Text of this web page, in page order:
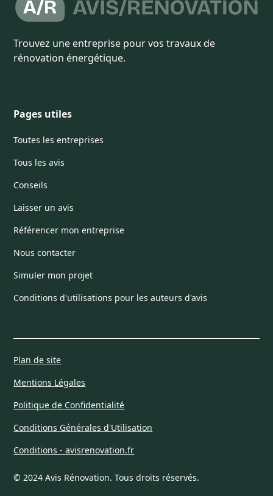
Trouvez une entreprise pour vos travaux de
rénovation énergétique.
Pages utiles
Toutes les entreprises
Tous les avis
Conseils
Laisser un avis
Référencer mon entreprise
Nous contacter
Simuler mon projet
Conditions d'utilisations pour les auteurs d'avis
© 2024 Avis Rénovation. Tous droits réservés.
Plan de site
Mentions Légales
Politique de Confidentialité
Conditions Générales d'Utilisation
Conditions - avisrenovation.fr